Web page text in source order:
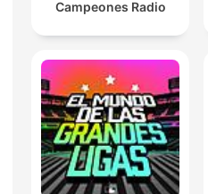
Campeones Radio